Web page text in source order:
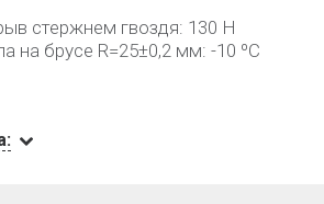
стержнем гвоздя: 130 H
на брусе R=25±0,2 мм: -10 ºС